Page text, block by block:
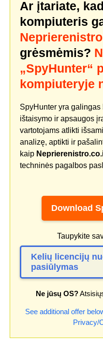
Ar įtariate,
kompiuteris
grėsmėmis?
„SpyHunter“
kompiuteryje
SpyHunter yra
ištaisymo ir apsaugos
vartotojams atlikti
analizę, aptikti ir
kaip
techninės pagalbos
Download
Taupykite
Kelių licencijų
pasiūlymas
Ne jūsų OS?
See additional offer
Privacy/